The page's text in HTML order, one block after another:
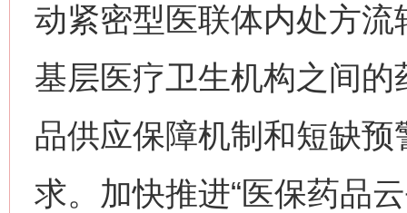
动紧密型医联体内处方
基层医疗卫生机构之间
品供应保障机制和短缺
求。加快推进“医保药品